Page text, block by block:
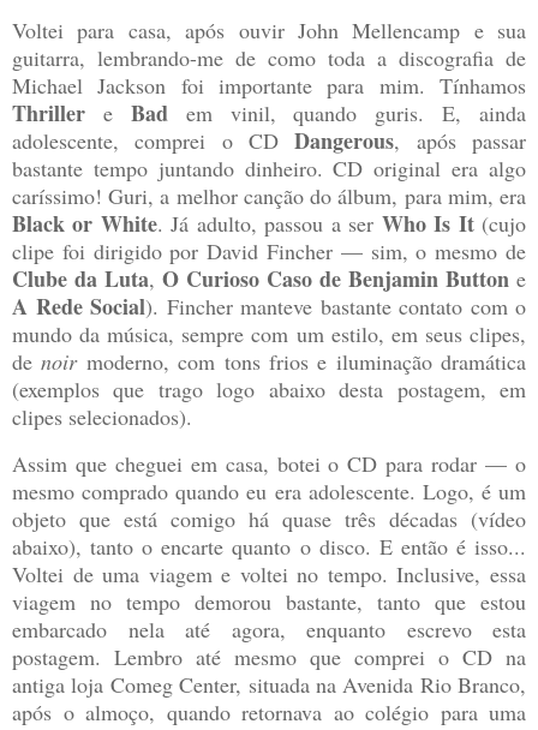
Voltei para casa, após ouvir John Mellencamp e sua
guitarra, lembrando-me de como toda a discografia de
Michael Jackson foi importante para mim. Tínhamos
Thriller e Badem vinil, quando guris. E, ainda
adolescente, comprei o CDDangerous, após passar
bastante tempo juntando dinheiro. CD original era algo
caríssimo! Guri, a melhor canção do álbum, para mim, era
Black or White. Já adulto, passou a ser Who Is It(cujo
clipe foi dirigido por David Fincher — sim, o mesmo de
Clube da Luta, O Curioso Caso de Benjamin Button e
A Rede Social). Fincher manteve bastante contato com o
mundo da música, sempre com um estilo, em seus clipes,
denoir moderno, com tons frios e iluminação dramática
(exemplos que trago logo abaixo desta postagem, em
clipes selecionados).
Assim que cheguei em casa, botei o CD para rodar — o
mesmo comprado quando eu era adolescente. Logo, é um
objeto que está comigo há quase três décadas (vídeo
abaixo), tanto o encarte quanto o disco. E então é isso...
Voltei de uma viagem e voltei no tempo. Inclusive, essa
viagem no tempo demorou bastante, tanto que estou
embarcado nela até agora, enquanto escrevo esta
postagem. Lembro até mesmo que comprei o CD na
antiga loja Comeg Center, situada na Avenida Rio Branco,
após o almoço, quando retornava ao colégio para uma